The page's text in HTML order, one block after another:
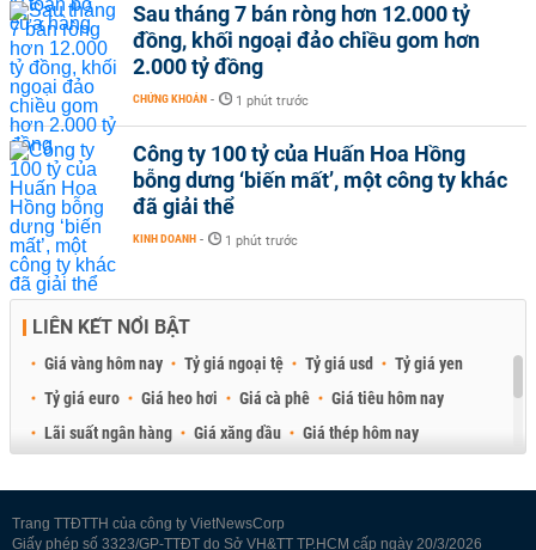
Sau tháng 7 bán ròng hơn 12.000 tỷ
đồng, khối ngoại đảo chiều gom hơn
2.000 tỷ đồng
CHỨNG KHOÁN - 1 phút trước
Công ty 100 tỷ của Huấn Hoa Hồng
bỗng dưng ‘biến mất’, một công ty khác
đã giải thể
KINH DOANH - 1 phút trước
LIÊN KẾT NỔI BẬT
Giá vàng hôm nay Tỷ giá ngoại tệ Tỷ giá usd
Tỷ giá yen
Tỷ giá euro
Giá heo hơi Giá cà phê
Giá tiêu hôm nay
Lãi suất ngân hàng
Giá xăng dầu
Giá thép hôm nay
Trang TTĐTTH của công ty VietNewsCorp
Giấy phép số 3323/GP-TTĐT do Sở VH&TT TP.HCM cấp ngày 20/3/2026